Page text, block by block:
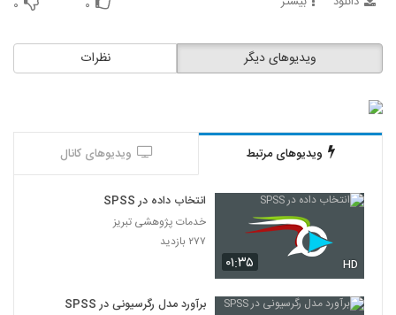
۰ ۰
نظرات ویدیوهای دیگر
ویدیوهای مرتبط ویدیوهای کانال
۰۱:۳۵ HD
انتخاب داده در SPSS
خدمات پژوهشی تبریز
۲۷۷ بازدید
برآورد مدل رگرسیونی در SPSS